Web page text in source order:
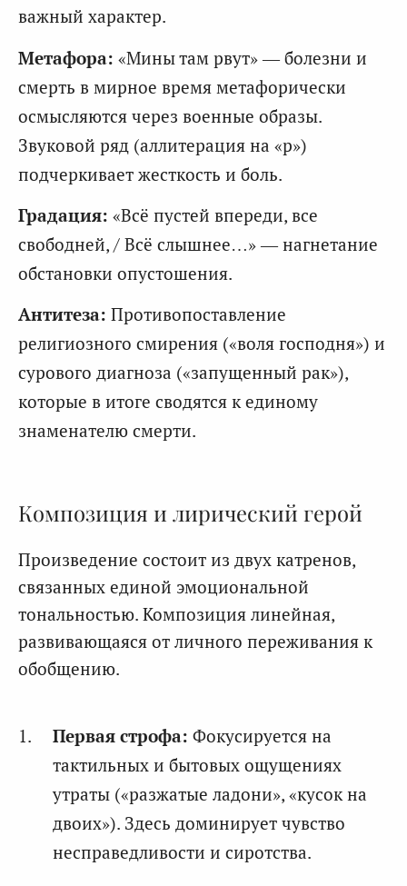
важный характер.
Метафора: «Мины там рвут» — болезни и
смерть в мирное время метафорически
осмысляются через военные образы.
Звуковой ряд (аллитерация на «р»)
подчеркивает жесткость и боль.
Градация: «Всё пустей впереди, все
свободней, / Всё слышнее…» — нагнетание
обстановки опустошения.
Антитеза: Противопоставление
религиозного смирения («воля господня») и
сурового диагноза («запущенный рак»),
которые в итоге сводятся к единому
знаменателю смерти.
Композиция и лирический герой
Произведение состоит из двух катренов,
связанных единой эмоциональной
тональностью. Композиция линейная,
развивающаяся от личного переживания к
обобщению.
Первая строфа: Фокусируется на
тактильных и бытовых ощущениях
утраты («разжатые ладони», «кусок на
двоих»). Здесь доминирует чувство
несправедливости и сиротства.